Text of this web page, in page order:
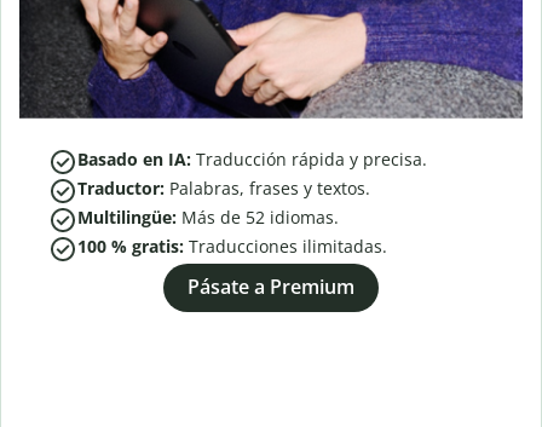
Basado en IA: Traducción rápida y precisa.
Traductor: Palabras, frases y textos.
Multilingüe: Más de 52 idiomas.
100 % gratis: Traducciones ilimitadas.
Pásate a Premium